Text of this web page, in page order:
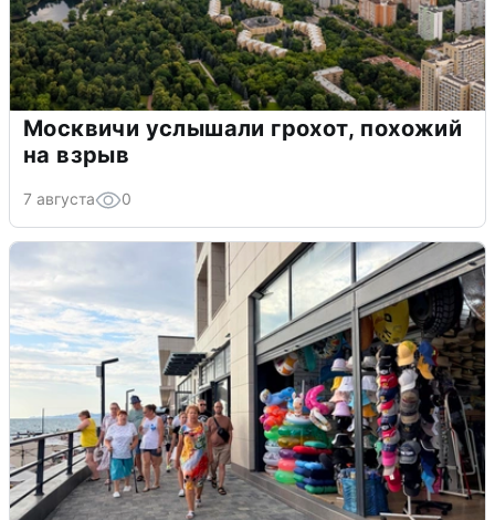
Москвичи услышали грохот, похожий
на взрыв
7 августа 0